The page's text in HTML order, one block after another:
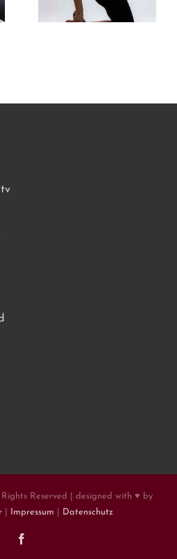
Reserved | designed with ♥ by
Impressum Datenschutz